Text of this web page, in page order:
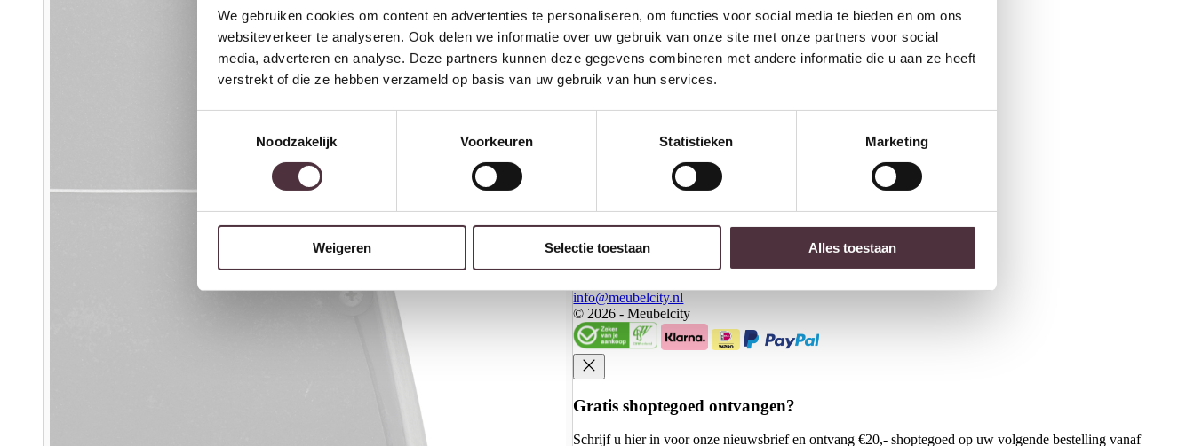
We gebruiken cookies om content en advertenties te personaliseren, om functies voor social media te bieden en om ons
websiteverkeer te analyseren. Ook delen we informatie over uw gebruik van onze site met onze partners voor social
media, adverteren en analyse. Deze partners kunnen deze gegevens combineren met andere informatie die u aan ze heeft
verstrekt of die ze hebben verzameld op basis van uw gebruik van hun services.
Noodzakelijk
Voorkeuren Statistieken Marketing
Weigeren Selectie toestaan Alles toestaan
Banken
Kasten
Koningsweg 20 - 2
3762 EC Soest
info@meubelcity.nl
© 2026 - Meubelcity
Gratis shoptegoed ontvangen?
Schrijf u hier in voor onze nieuwsbrief en ontvang €20,- shoptegoed op uw volgende bestelling vanaf